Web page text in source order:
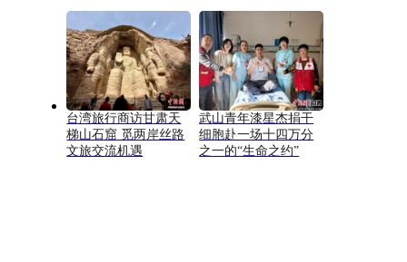
台湾旅行商访甘肃天
梯山石窟 觅两岸丝路
文旅交流机遇
武山青年漆星杰捐干
细胞赴一场十四万分
之一的“生命之约”